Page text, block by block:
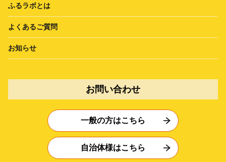
ふるラボとは
よくあるご質問
お知らせ
お問い合わせ
一般の方はこちら
自治体様はこちら